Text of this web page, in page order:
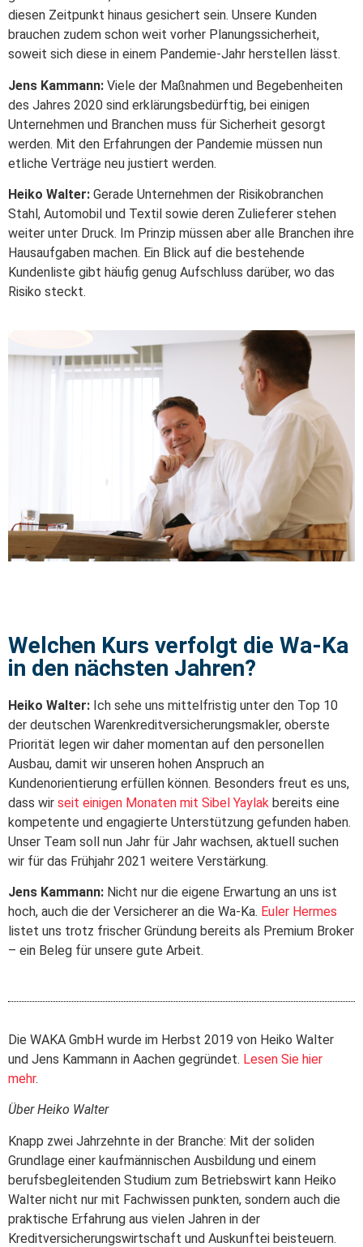
diesen Zeitpunkt hinaus gesichert sein. Unsere Kunden
brauchen zudem schon weit vorher Planungssicherheit,
soweit sich diese in einem Pandemie-Jahr herstellen lässt.
Jens Kammann: Viele der Maßnahmen und Begebenheiten
des Jahres 2020 sind erklärungsbedürftig, bei einigen
Unternehmen und Branchen muss für Sicherheit gesorgt
werden. Mit den Erfahrungen der Pandemie müssen nun
etliche Verträge neu justiert werden.
Heiko Walter: Gerade Unternehmen der Risikobranchen
Stahl, Automobil und Textil sowie deren Zulieferer stehen
weiter unter Druck. Im Prinzip müssen aber alle Branchen ihre
Hausaufgaben machen. Ein Blick auf die bestehende
Kundenliste gibt häufig genug Aufschluss darüber, wo das
Risiko steckt.
Welchen Kurs verfolgt die Wa-Ka
in den nächsten Jahren?
Heiko Walter: Ich sehe uns mittelfristig unter den Top 10
der deutschen Warenkreditversicherungsmakler, oberste
Priorität legen wir daher momentan auf den personellen
Ausbau, damit wir unseren hohen Anspruch an
Kundenorientierung erfüllen können. Besonders freut es uns,
dass wir seit einigen Monaten mit Sibel Yaylak bereits eine
kompetente und engagierte Unterstützung gefunden haben.
Unser Team soll nun Jahr für Jahr wachsen, aktuell suchen
wir für das Frühjahr 2021 weitere Verstärkung.
Jens Kammann: Nicht nur die eigene Erwartung an uns ist
hoch, auch die der Versicherer an die Wa-Ka. Euler Hermes
listet uns trotz frischer Gründung bereits als Premium Broker
– ein Beleg für unsere gute Arbeit.
Die WAKA GmbH wurde im Herbst 2019 von Heiko Walter
und Jens Kammann in Aachen gegründet. Lesen Sie hier
mehr.
Über Heiko Walter
Knapp zwei Jahrzehnte in der Branche: Mit der soliden
Grundlage einer kaufmännischen Ausbildung und einem
berufsbegleitenden Studium zum Betriebswirt kann Heiko
Walter nicht nur mit Fachwissen punkten, sondern auch die
praktische Erfahrung aus vielen Jahren in der
Kreditversicherungswirtschaft und Auskunftei beisteuern.